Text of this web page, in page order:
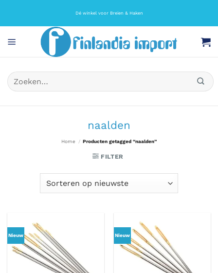
Dé winkel voor Breien & Haken
Zoeken
naar:
naalden
Home / Producten getagged “naalden”
FILTER
Nieuw Nieuw